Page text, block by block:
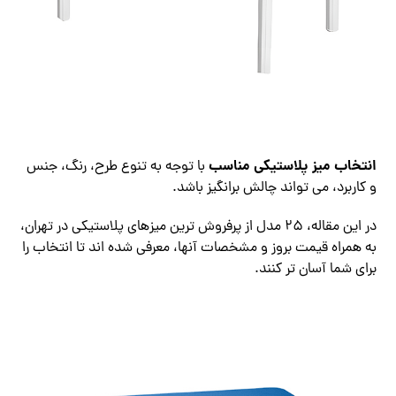
انتخاب میز پلاستیکی مناسب با توجه به تنوع طرح، رنگ، جنس
و کاربرد، می‌ تواند چالش‌ برانگیز باشد.
در این مقاله، 25 مدل از پرفروش‌ ترین میزهای پلاستیکی در تهران،
به همراه قیمت بروز و مشخصات آنها، معرفی شده‌ اند تا انتخاب را
برای شما آسان‌ تر کنند.